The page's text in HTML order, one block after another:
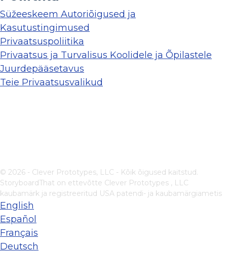
Süžeeskeem Autoriõigused ja
Kasutustingimused
Privaatsuspoliitika
Privaatsus ja Turvalisus Koolidele ja Õpilastele
Juurdepääsetavus
Teie Privaatsusvalikud
© 2026 - Clever Prototypes, LLC - Kõik õigused kaitstud.
StoryboardThat on ettevõtte Clever Prototypes , LLC
kaubamärk ja registreeritud USA patendi- ja kaubamärgiametis
English
Español
Français
Deutsch